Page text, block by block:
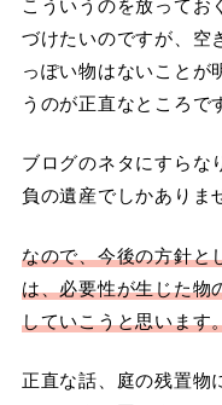
づけたいのですが、空
っぽい物はないことが
うのが正直なところで
ブログのネタにすらな
負の遺産でしかありま
なので、今後の方針と
は、必要性が生じた物
していこうと思います
正直な話、庭の残置物